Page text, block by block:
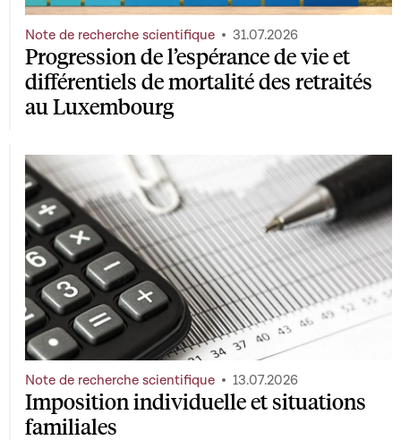
Progression de l’espérance de vie et
différentiels de mortalité des retraités
au Luxembourg
Note de recherche scientifique 31.07.2026
Imposition individuelle et situations
familiales
Note de recherche scientifique 13.07.2026